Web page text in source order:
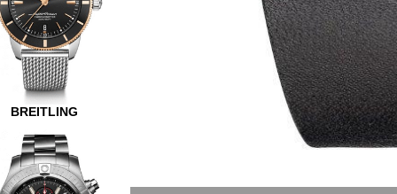
BREITLING